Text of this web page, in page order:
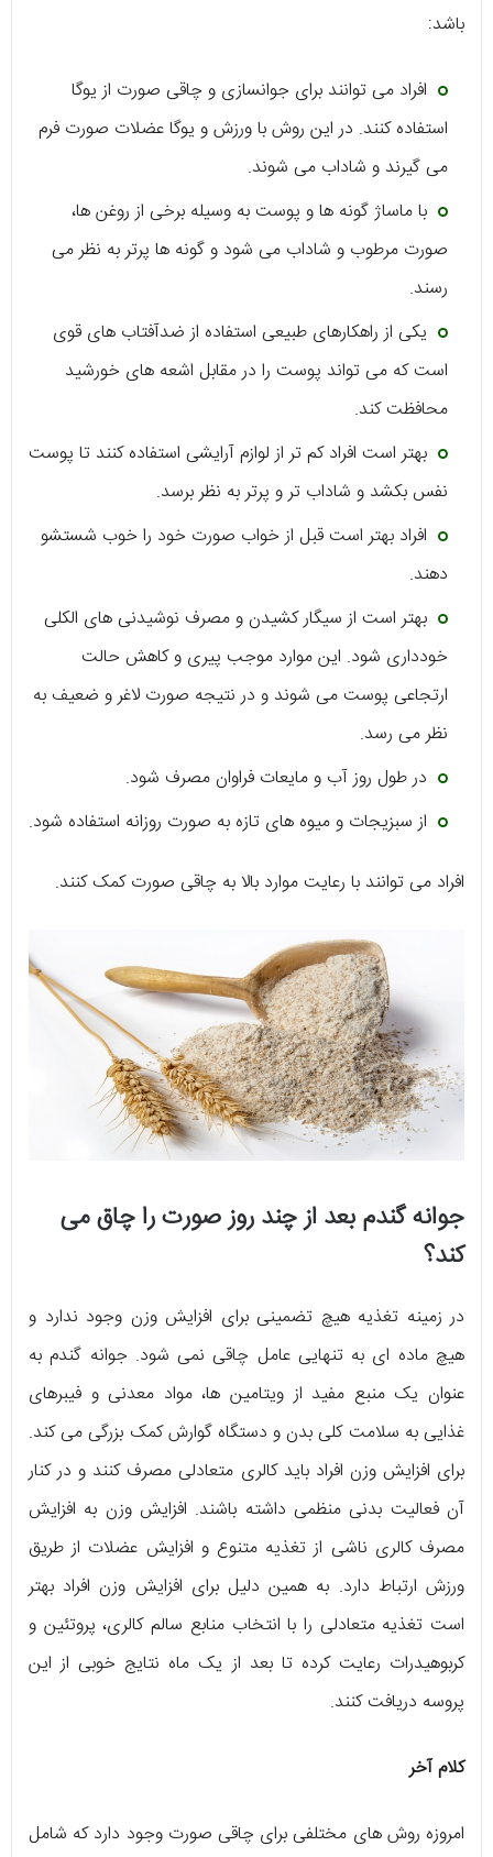
باشد:
افراد می توانند برای جوانسازی و چاقی صورت از یوگا
استفاده کنند. در این روش با ورزش و یوگا عضلات صورت فرم
می گیرند و شاداب می شوند.
با ماساژ گونه ها و پوست به وسیله برخی از روغن ها،
صورت مرطوب و شاداب می شود و گونه ها پرتر به نظر می
رسند.
یکی از راهکارهای طبیعی استفاده از ضدآفتاب های قوی
است که می تواند پوست را در مقابل اشعه های خورشید
محافظت کند.
بهتر است افراد کم تر از لوازم آرایشی استفاده کنند تا پوست
نفس بکشد و شاداب تر و پرتر به نظر برسد.
افراد بهتر است قبل از خواب صورت خود را خوب شستشو
دهند.
بهتر است از سیگار کشیدن و مصرف نوشیدنی های الکلی
خودداری شود. این موارد موجب پیری و کاهش حالت
ارتجاعی پوست می شوند و در نتیجه صورت لاغر و ضعیف به
نظر می رسد.
در طول روز آب و مایعات فراوان مصرف شود.
از سبزیجات و میوه های تازه به صورت روزانه استفاده شود.
افراد می توانند با رعایت موارد بالا به چاقی صورت کمک کنند.
جوانه گندم بعد از چند روز صورت را چاق می
کند؟
در زمینه تغذیه هیچ تضمینی برای افزایش وزن وجود ندارد و
هیچ ماده ای به تنهایی عامل چاقی نمی شود. جوانه گندم به
عنوان یک منبع مفید از ویتامین ها، مواد معدنی و فیبرهای
غذایی به سلامت کلی بدن و دستگاه گوارش کمک بزرگی می کند.
برای افزایش وزن افراد باید کالری متعادلی مصرف کنند و در کنار
آن فعالیت بدنی منظمی داشته باشند. افزایش وزن به افزایش
مصرف کالری ناشی از تغذیه متنوع و افزایش عضلات از طریق
ورزش ارتباط دارد. به همین دلیل برای افزایش وزن افراد بهتر
است تغذیه متعادلی را با انتخاب منابع سالم کالری، پروتئین و
کربوهیدرات رعایت کرده تا بعد از یک ماه نتایج خوبی از این
پروسه دریافت کنند.
کلام آخر
امروزه روش های مختلفی برای چاقی صورت وجود دارد که شامل